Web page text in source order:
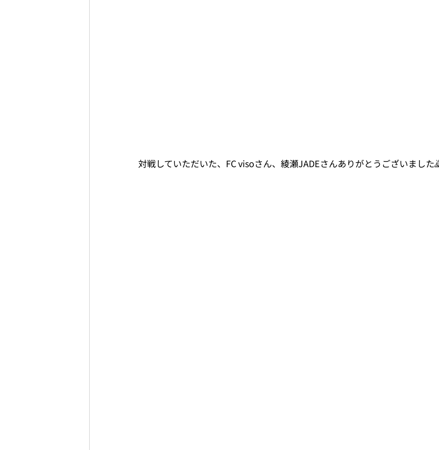
対戦していただいた、FC visoさん、綾瀬JADEさんありがとうございました